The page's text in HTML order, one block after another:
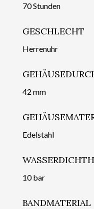
70 Stunden
GESCHLECHT
Herrenuhr
42 mm
Edelstahl
10 bar
BANDMATERIAL